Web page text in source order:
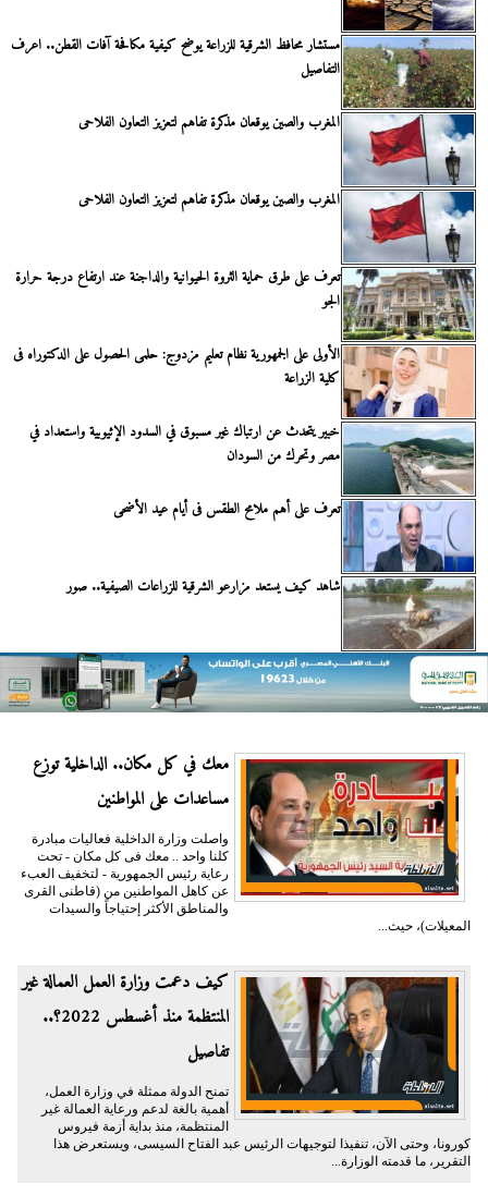
مستشار محافظ الشرقية للزراعة يوضح كيفية مكافحة آفات القطن.. اعرف
التفاصيل
المغرب والصين يوقعان مذكرة تفاهم لتعزيز التعاون الفلاحى
المغرب والصين يوقعان مذكرة تفاهم لتعزيز التعاون الفلاحى
تعرف على طرق حماية الثروة الحيوانية والداجنة عند ارتفاع درجة حرارة
الجو
الأولى على الجمهورية نظام تعليم مزدوج: حلمى الحصول على الدكتوراه فى
كلية الزراعة
خبير يتحدث عن ارتباك غير مسبوق في السدود الإثيوبية واستعداد في
مصر وتحرك من السودان
تعرف على أهم ملامح الطقس فى أيام عيد الأضحى
شاهد كيف يستعد مزارعو الشرقية للزراعات الصيفية.. صور
معك في كل مكان.. الداخلية توزع
مساعدات على المواطنين
واصلت وزارة الداخلية فعاليات مبادرة
كلنا واحد .. معك فى كل مكان - تحت
رعاية رئيس الجمهورية - لتخفيف العبء
عن كاهل المواطنين من (قاطنى القرى
والمناطق الأكثر إحتياجاً والسيدات
المعيلات)، حيث...
كيف دعمت وزارة العمل العمالة غير
المنتظمة منذ أغسطس 2022؟..
تفاصيل
تمنح الدولة ممثلة في وزارة العمل،
أهمية بالغة لدعم ورعاية العمالة غير
المنتظمة، منذ بداية أزمة فيروس
كورونا، وحتى الآن، تنفيذا لتوجيهات الرئيس عبد الفتاح السيسى، ويستعرض هذا
التقرير، ما قدمته الوزارة...